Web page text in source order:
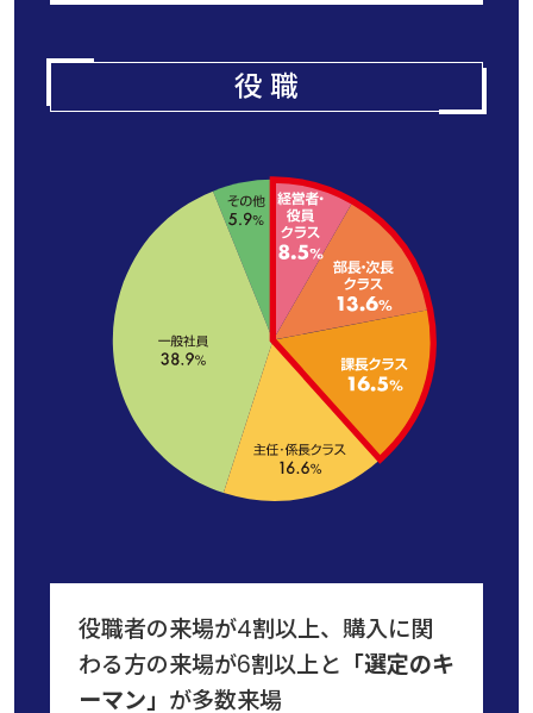
役 職
役職者の来場が4割以上、購入に関
わる方の来場が6割以上と 「選定のキ
ーマン」 が多数来場